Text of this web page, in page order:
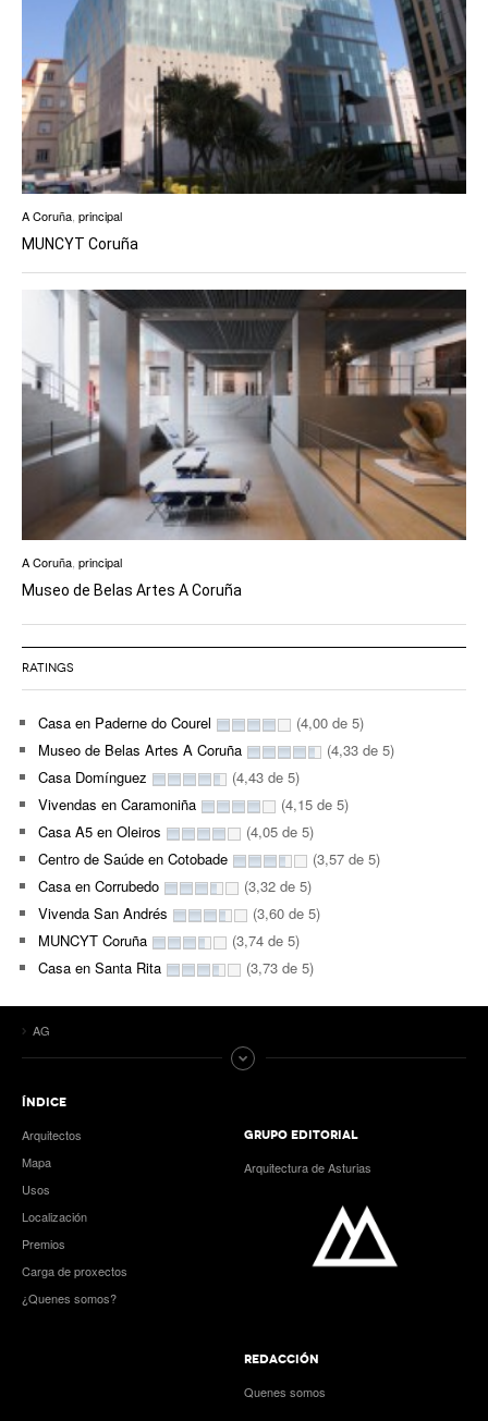
A Coruña principal
MUNCYT Coruña
A Coruña, principal
Museo de Belas Artes A Coruña
RATINGS
Casa en Paderne do Courel
(4,00 de 5)
Museo de Belas Artes A Coruña
(4,33 de 5)
Casa Domínguez
(4,43 de 5)
Vivendas en Caramoniña
(4,15 de 5)
Casa A5 en Oleiros
(4,05 de 5)
Centro de Saúde en Cotobade
(3,57 de 5)
Casa en Corrubedo
(3,32 de 5)
Vivenda San Andrés
(3,60 de 5)
MUNCYT Coruña
(3,74 de 5)
Casa en Santa Rita
(3,73 de 5)
AG
ÍNDICE
Arquitectos
Mapa
Usos
Localización
Premios
Carga de proxectos
¿Quenes somos?
GRUPO EDITORIAL
Arquitectura de Asturias
REDACCIÓN
Quenes somos